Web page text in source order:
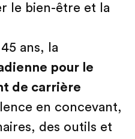
le bien-être et la
ans, la
pour le
de carrière
en concevant,
des outils et